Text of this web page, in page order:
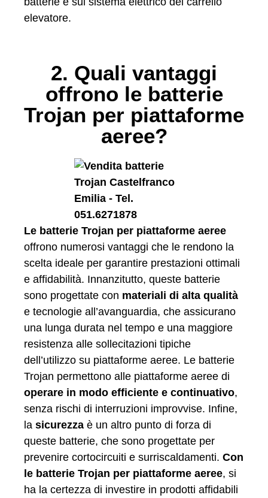
elevatore.
2. Quali vantaggi
offrono le batterie
Trojan per piattaforme
aeree?
Le batterie Trojan per piattaforme aeree
offrono numerosi vantaggi che le rendono la
scelta ideale per garantire prestazioni ottimali
e affidabilità. Innanzitutto, queste batterie
sono progettate con materiali di alta qualità
e tecnologie all’avanguardia, che assicurano
una lunga durata nel tempo e una maggiore
resistenza alle sollecitazioni tipiche
dell’utilizzo su piattaforme aeree. Le batterie
Trojan permettono alle piattaforme aeree di
operare in modo efficiente e continuativo,
senza rischi di interruzioni improvvise. Infine,
la sicurezza è un altro punto di forza di
queste batterie, che sono progettate per
prevenire cortocircuiti e surriscaldamenti. Con
le batterie Trojan per piattaforme aeree, si
ha la certezza di investire in prodotti affidabili